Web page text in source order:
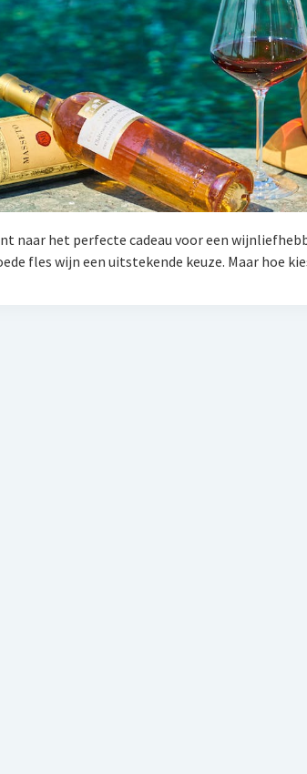
naar het perfecte cadeau voor een
fles wijn een uitstekende keuze. Maar hoe